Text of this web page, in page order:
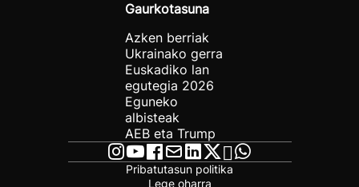
Gaurkotasuna
Azken berriak
Ukrainako gerra
Euskadiko lan
egutegia 2026
Eguneko
albisteak
AEB eta Trump
Pribatutasun politika
Lege oharra